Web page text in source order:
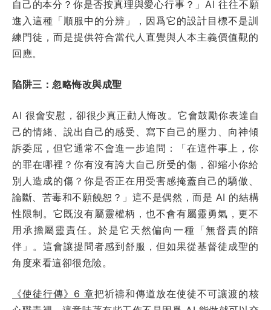
自己的本分？你是否按真理與愛心行事？」AI 往往不願
進入這種「順服中的分辨」，因爲它的設計目標不是訓
練門徒，而是提供符合當代人直覺與人本主義價值觀的
回應。
陷阱三：忽略悔改與成聖
AI 很會安慰，卻很少真正勸人悔改。它會鼓勵你表達自
己的情緒、說出自己的感受、寫下自己的壓力、向神傾
訴委屈，但它通常不會進一步追問：「在這件事上，你
的罪在哪裡？你有沒有誇大自己所受的傷，卻縮小你給
別人造成的傷？你是否正在用受害感掩蓋自己的驕傲、
論斷、苦毒和不願饒恕？」這不是偶然，而是 AI 的結構
性限制。它既沒有屬靈權柄，也不會有屬靈勇氣，更不
用承擔屬靈責任。於是它天然偏向一種「無督責的陪
伴」。這會讓提問者感到舒服，但如果從基督徒成聖的
角度來看這卻很危險。
《使徒行傳》6 章把祈禱和傳道放在使徒不可讓渡的核